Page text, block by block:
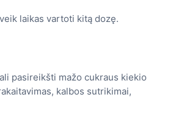
laikas vartoti kitą dozę.
pasireikšti mažo cukraus kiekio
kalbos sutrikimai,